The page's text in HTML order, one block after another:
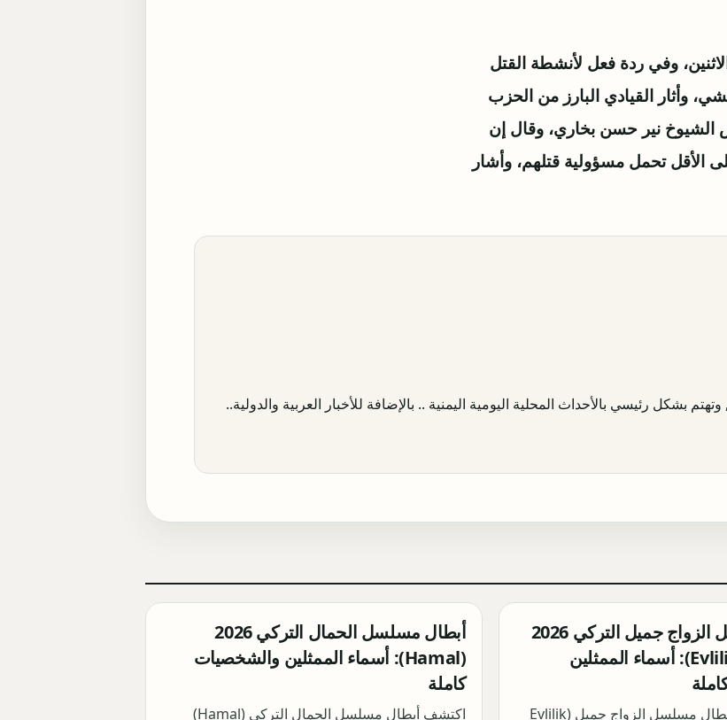
وفي ردة فعل لأنشطة القتل
وأثار القيادي البارز من الحزب
الشيوخ نير حسن بخاري، وقال إن
الأقل تحمل مسؤولية قتلهم، وأشار
بشكل رئيسي بالأحداث المحلية اليومية اليمنية .. بالإضافة للأخبار العربية والدولية..
أبطال مسلسل الزواج جميل التركي 2026
(Evlilik Güzeldir): أسماء الممثلين
تفاصيل كاملة لأبطال مسلسل الزواج جميل (Evlilik
أبطال مسلسل الحمال التركي 2026
(Hamal): أسماء الممثلين والشخصيات
كاملة
اكتشف أبطال مسلسل الحمال التركي (Hamal)